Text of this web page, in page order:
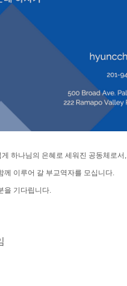
하나님의 은혜로 세워진 공동체로서,
께 이루어 갈 부교역자를 모십니다.
을 기다립니다.